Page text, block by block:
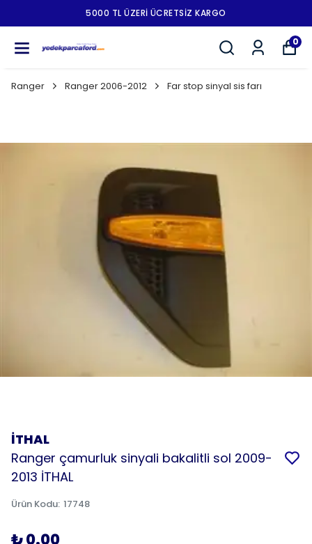
5000 TL ÜZERI ÜCRETSIZ KARGO
0
Ranger Ranger 2006-2012 Far stop sinyal sis farı
İTHAL
Ranger çamurluk sinyali bakalitli sol 2009-
2013 İTHAL
Ürün Kodu: 17748
₺ 0.00